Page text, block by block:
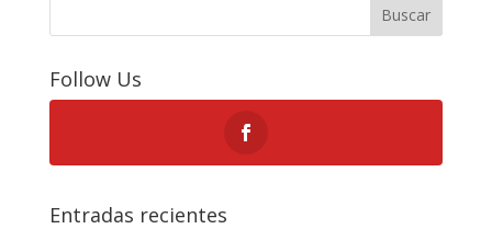
Buscar
Follow Us
Entradas recientes